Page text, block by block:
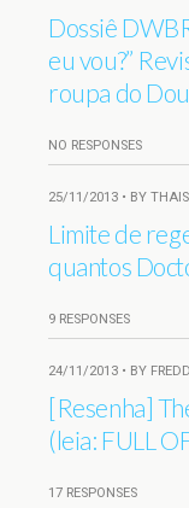
Dossiê
eu vou?”
roupa do
NO RESPONSES
25/11/2013 • BY
Limite de
quantos
9 RESPONSES
24/11/2013 • BY
[Resenha]
(leia: FULL
17 RESPONSES